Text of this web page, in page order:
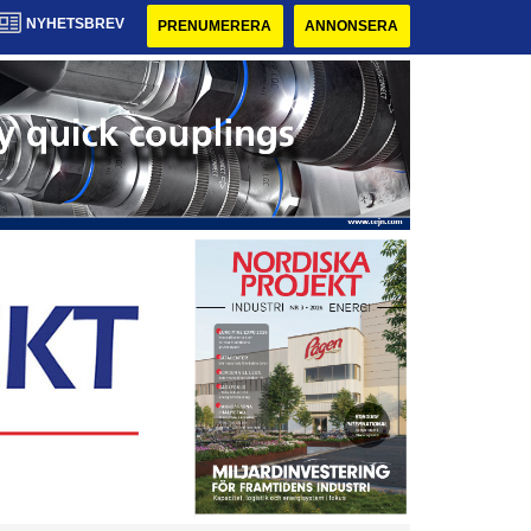
NYHETSBREV PRENUMERERA ANNONSERA